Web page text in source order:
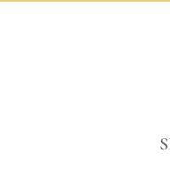
Hochwertige